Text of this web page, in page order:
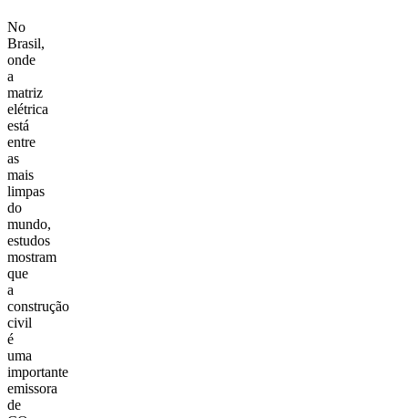
No
Brasil,
onde
a
matriz
elétrica
está
entre
as
mais
limpas
do
mundo,
estudos
mostram
que
a
construção
civil
é
uma
importante
emissora
de